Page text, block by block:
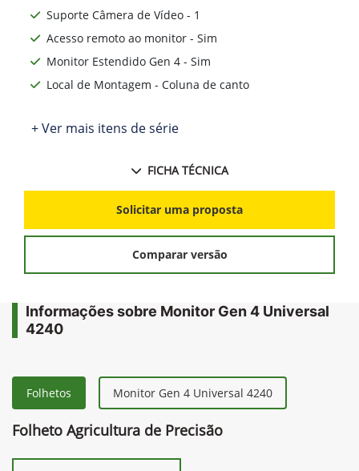
Suporte Câmera de Vídeo - 1
Acesso remoto ao monitor - Sim
Monitor Estendido Gen 4 - Sim
Local de Montagem - Coluna de canto
+ Ver mais itens de série
FICHA TÉCNICA
Solicitar uma proposta
Comparar versão
Informações sobre Monitor Gen 4 Universal
4240
Folhetos Monitor Gen 4 Universal 4240
Folheto Agricultura de Precisão